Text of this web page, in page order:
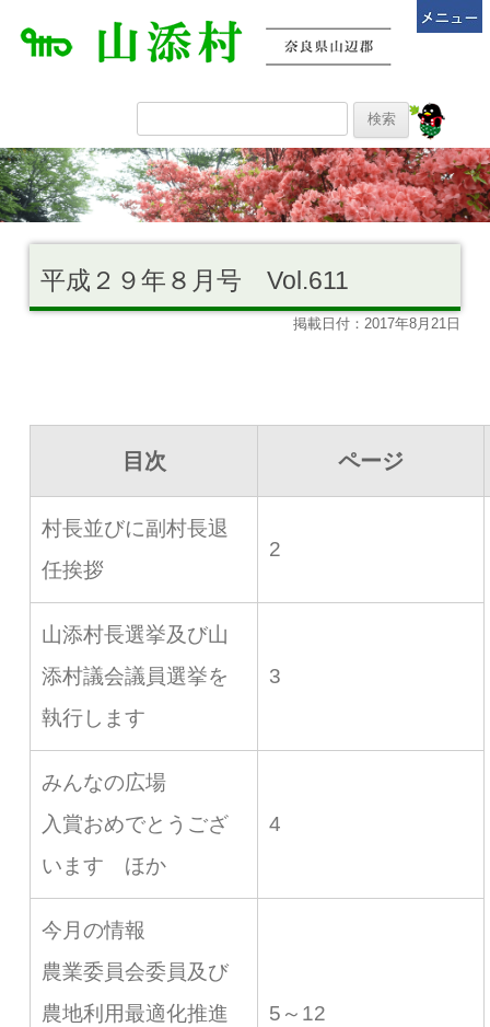
平成２９年８月号 Vol.611
掲載日付：2017年8月21日
目次 ページ
村長並びに副村長退
任挨拶
2
山添村長選挙及び山
添村議会議員選挙を
執行します
3
みんなの広場
入賞おめでとうござ
います ほか
4
今月の情報
農業委員会委員及び
農地利用最適化推進
5～12